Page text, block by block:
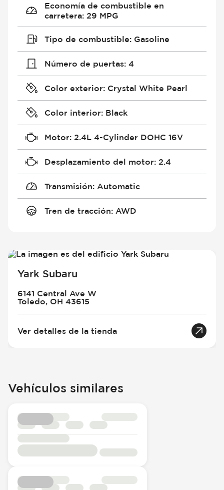
Economía de combustible en
carretera: 29 MPG
Tipo de combustible: Gasoline
Número de puertas: 4
Color exterior: Crystal White Pearl
Color interior: Black
Motor: 2.4L 4-Cylinder DOHC 16V
Desplazamiento del motor: 2.4
Transmisión: Automatic
Tren de tracción: AWD
Yark Subaru
6141 Central Ave W
Toledo, OH 43615
Ver detalles de la tienda
Vehículos similares